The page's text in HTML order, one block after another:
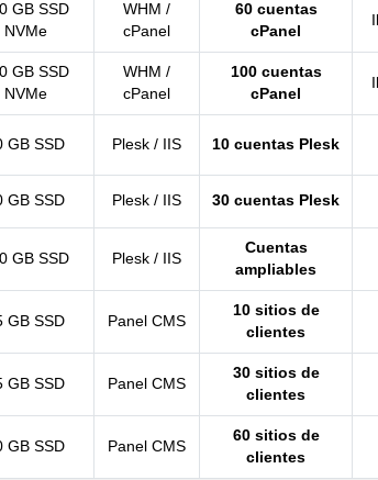
GB SSD
NVMe
WHM /
cPanel
60 cuentas
cPanel
GB SSD
NVMe
WHM /
cPanel
100 cuentas
cPanel
GB SSD Plesk / IIS 10 cuentas Plesk
GB SSD Plesk / IIS 30 cuentas Plesk
GB SSD Plesk / IIS
Cuentas
ampliables
GB SSD Panel CMS
10 sitios de
clientes
GB SSD Panel CMS
30 sitios de
clientes
GB SSD Panel CMS
60 sitios de
clientes